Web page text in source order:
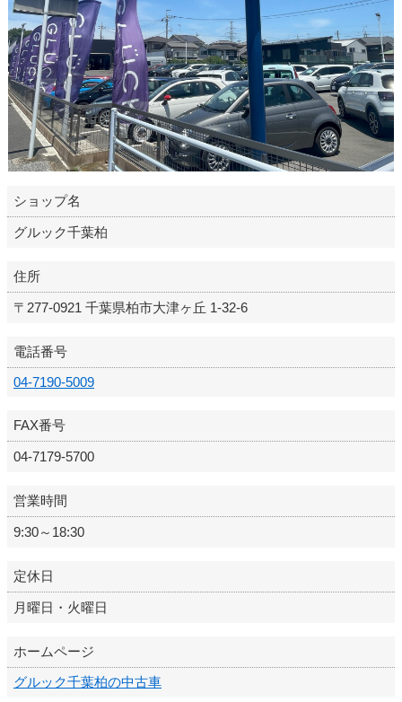
ショップ名
グルック千葉柏
住所
〒277-0921 千葉県柏市大津ヶ丘 1-32-6
電話番号
04-7190-5009
FAX番号
04-7179-5700
営業時間
9:30～18:30
定休日
月曜日・火曜日
ホームページ
グルック千葉柏の中古車